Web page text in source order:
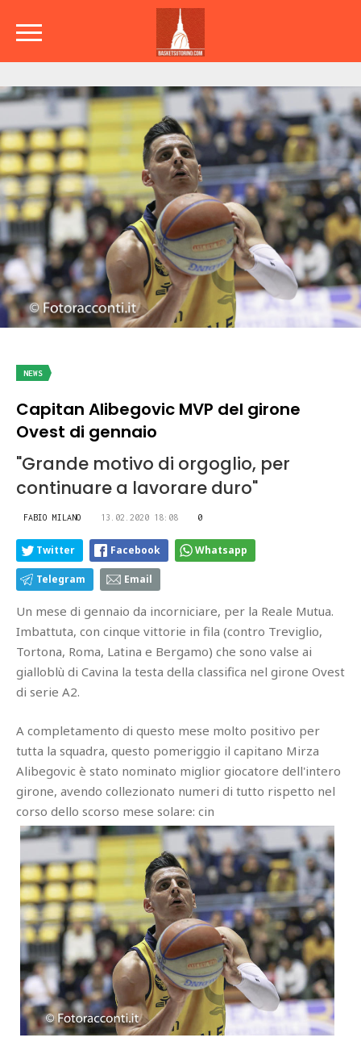
NEWS
Capitan Alibegovic MVP del girone
Ovest di gennaio
"Grande motivo di orgoglio, per
continuare a lavorare duro"
FABIO MILANO 13.02.2020 18:08 0
Twitter Facebook Whatsapp
Telegram Email
Un mese di gennaio da incorniciare, per la Reale Mutua.
Imbattuta, con cinque vittorie in fila (contro Treviglio,
Tortona, Roma, Latina e Bergamo) che sono valse ai
gialloblù di Cavina la testa della classifica nel girone Ovest
di serie A2.
A completamento di questo mese molto positivo per
tutta la squadra, questo pomeriggio il capitano Mirza
Alibegovic è stato nominato miglior giocatore dell'intero
girone, avendo collezionato numeri di tutto rispetto nel
corso dello scorso mese solare: cin